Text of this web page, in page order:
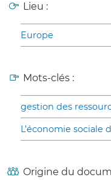
Lieu :
Europe
Mots-clés :
gestion des
L’économie sociale
Origine du